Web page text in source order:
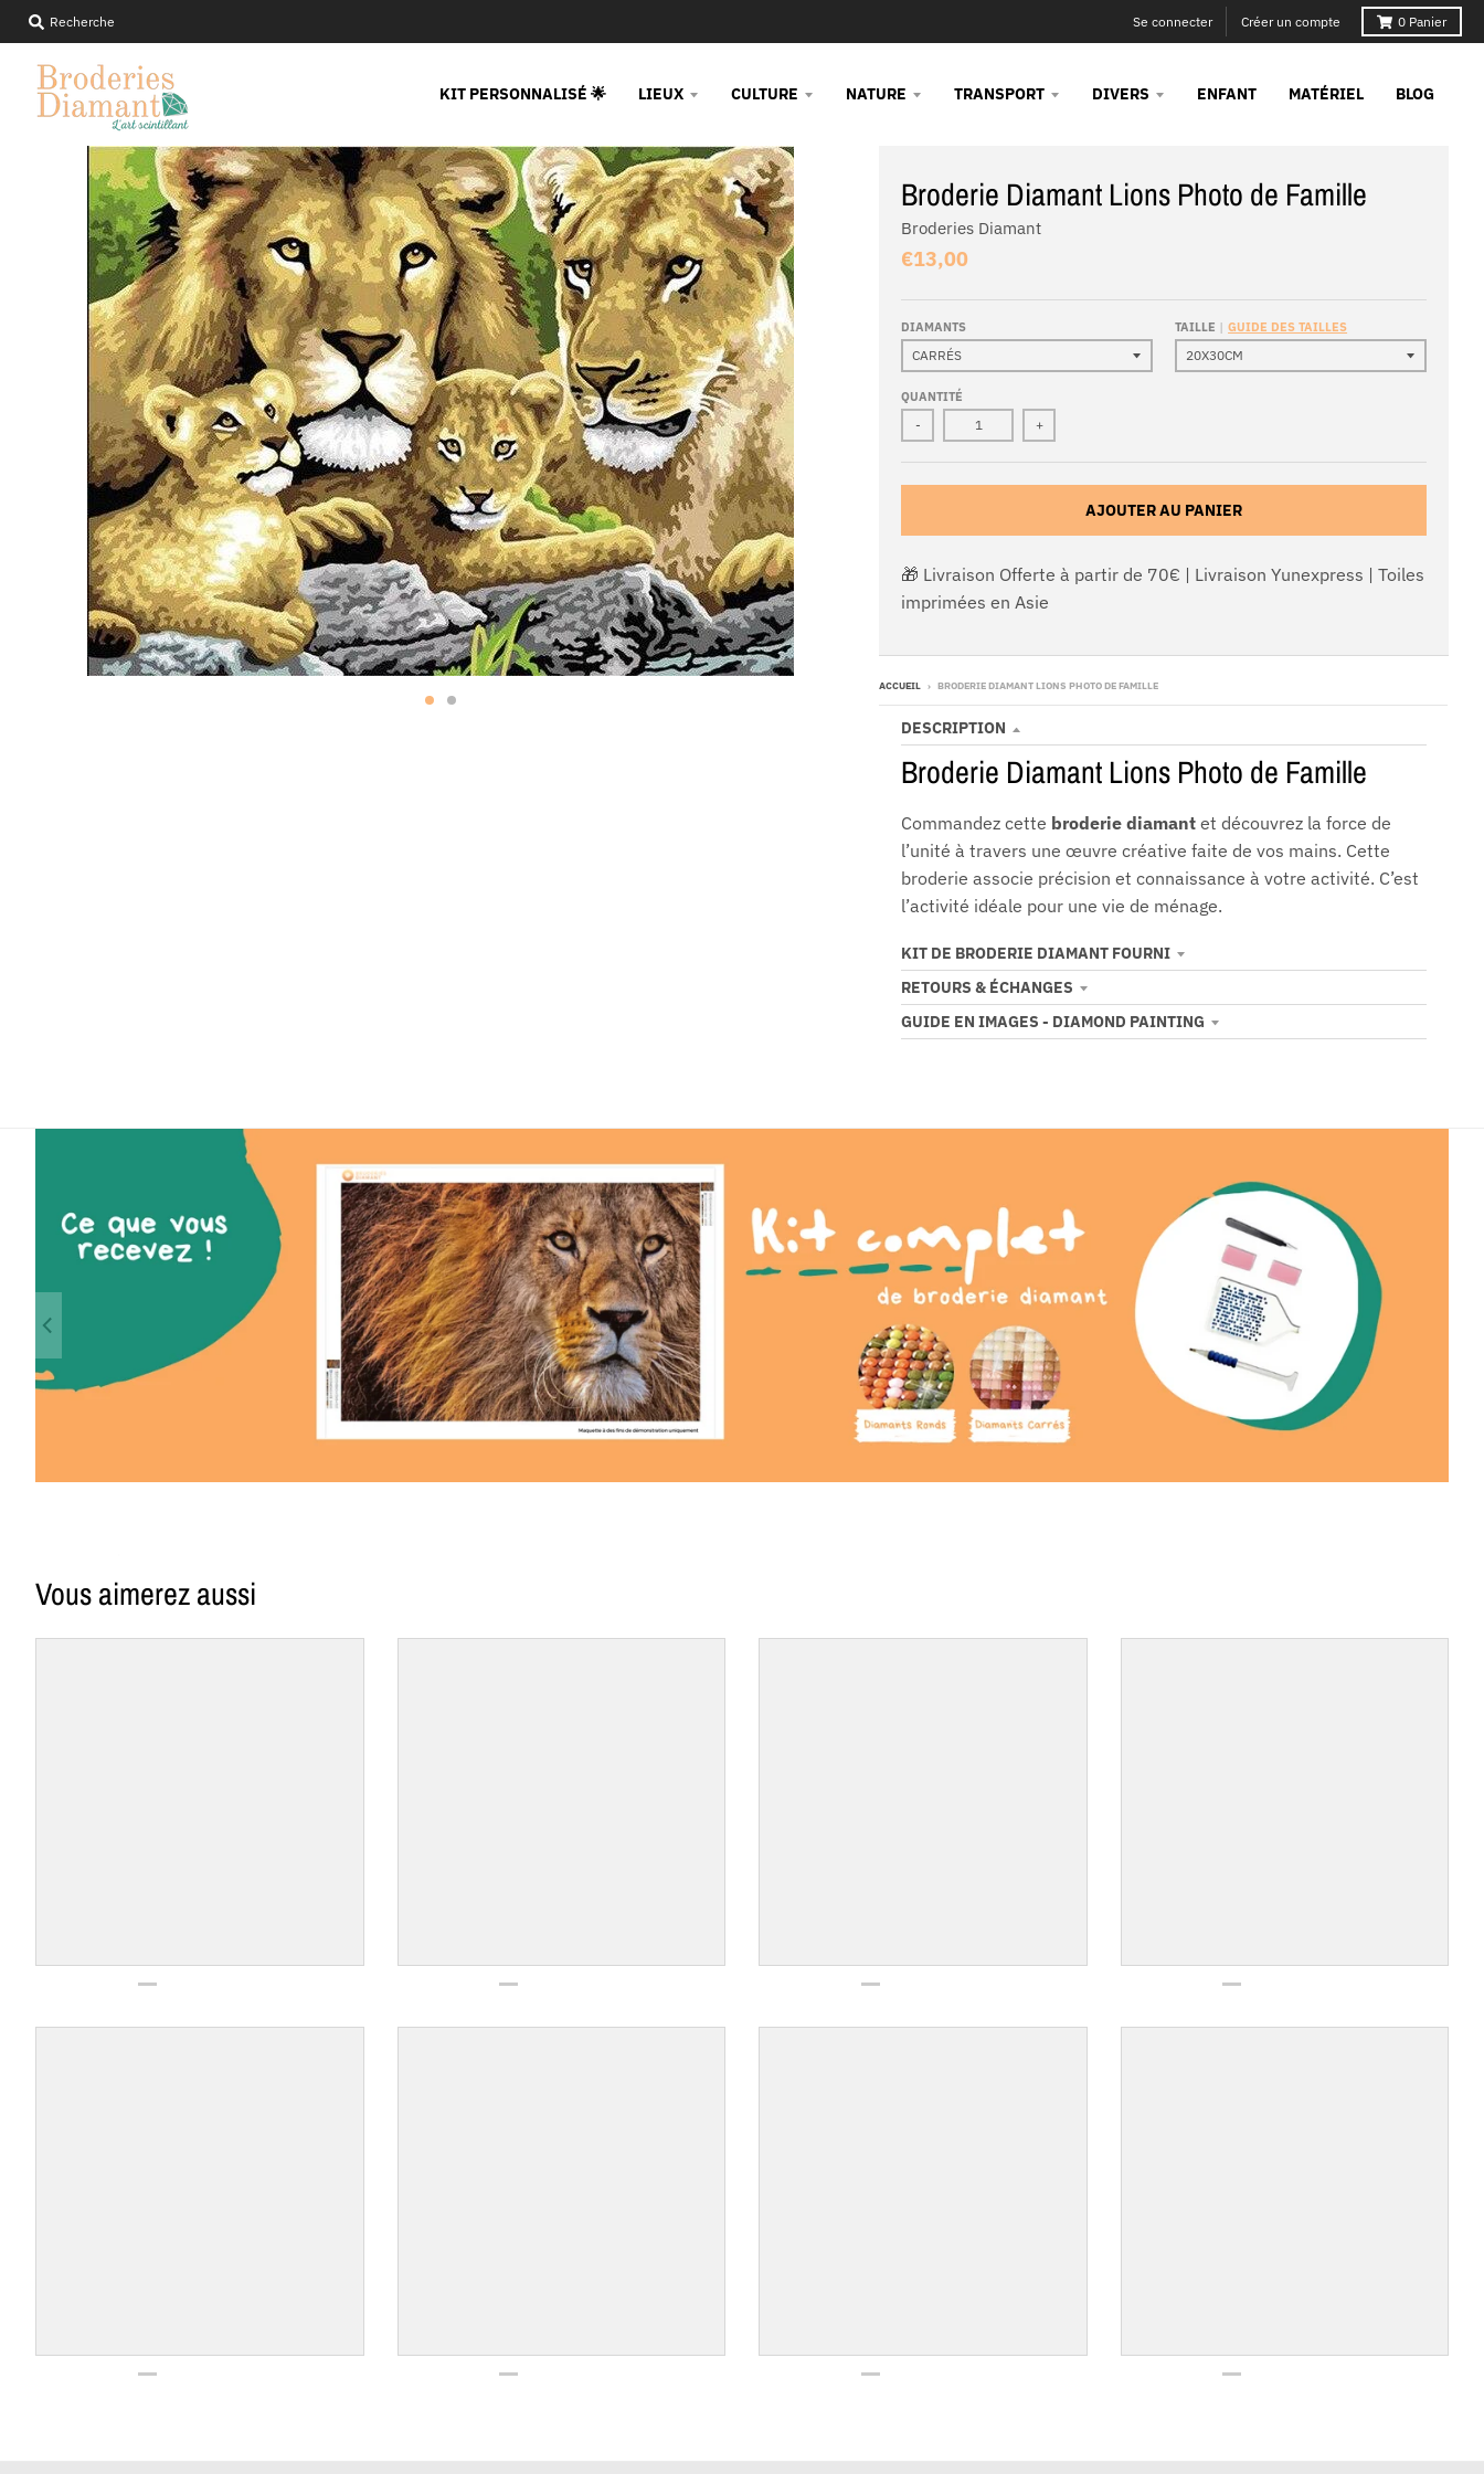
Recherche Se connecter Créer un compte 0 Panier
KIT PERSONNALISÉ 🌟 LIEUX CULTURE NATURE TRANSPORT DIVERS ENFANT MATÉRIEL BLOG
Broderie Diamant Lions Photo de Famille
Broderies Diamant
€13,00
DIAMANTS TAILLE GUIDE DES TAILLES
QUANTITÉ
- +
AJOUTER AU PANIER
🎁 Livraison Offerte à partir de 70€ | Livraison Yunexpress | Toiles
imprimées en Asie
ACCUEIL › BRODERIE DIAMANT LIONS PHOTO DE FAMILLE
DESCRIPTION
Broderie Diamant Lions Photo de Famille
Commandez cette broderie diamant et découvrez la force de
l’unité à travers une œuvre créative faite de vos mains. Cette
broderie associe précision et connaissance à votre activité. C’est
l’activité idéale pour une vie de ménage.
KIT DE BRODERIE DIAMANT FOURNI
RETOURS & ÉCHANGES
GUIDE EN IMAGES - DIAMOND PAINTING
Vous aimerez aussi